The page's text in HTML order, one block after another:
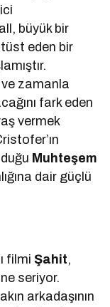
büyük bir
eden bir
zamanla
fark eden
vermek
Muhteşem
dair güçlü
filmiŞahit,
seriyor.
arkadaşının